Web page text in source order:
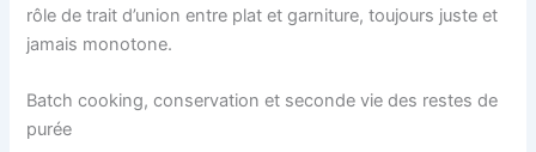
rôle de trait d’union entre plat et garniture, toujours juste et
jamais monotone.
Batch cooking, conservation et seconde vie des restes de
purée